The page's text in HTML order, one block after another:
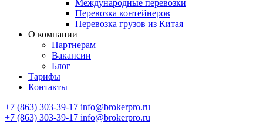
Международные перевозки
Перевозка контейнеров
Перевозка грузов из Китая
О компании
Партнерам
Вакансии
Блог
Тарифы
Контакты
+7 (863) 303-39-17 info@brokerpro.ru
+7 (863) 303-39-17 info@brokerpro.ru